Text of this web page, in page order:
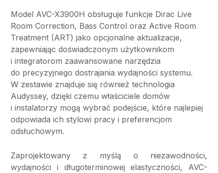
Model AVC-X3900H obsługuje funkcje Dirac Live
Room Correction, Bass Control oraz Active Room
Treatment (ART) jako opcjonalne aktualizacje,
zapewniając doświadczonym użytkownikom
i integratorom zaawansowane narzędzia
do precyzyjnego dostrajania wydajności systemu.
W zestawie znajduje się również technologia
Audyssey, dzięki czemu właściciele domów
i instalatorzy mogą wybrać podejście, które najlepiej
odpowiada ich stylowi pracy i preferencjom
odsłuchowym.
Zaprojektowany z myślą o niezawodności,
wydajności i długoterminowej elastyczności, AVC-